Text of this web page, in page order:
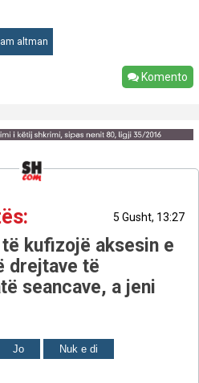
altman
Komento
5 Gusht, 13:27
të kufizojë aksesin e
drejtave të
seancave, a jeni
Jo Nuk e di